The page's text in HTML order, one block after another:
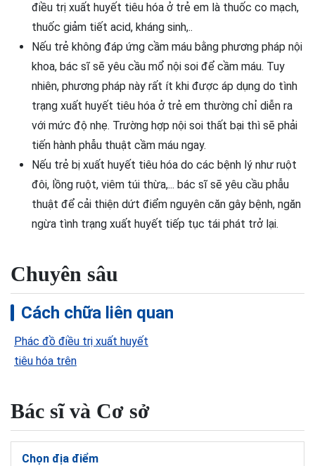
điều trị xuất huyết tiêu hóa ở trẻ em là thuốc co mạch,
thuốc giảm tiết acid, kháng sinh,..
Nếu trẻ không đáp ứng cầm máu bằng phương pháp nội
khoa, bác sĩ sẽ yêu cầu mổ nội soi để cầm máu. Tuy
nhiên, phương pháp này rất ít khi được áp dụng do tình
trạng xuất huyết tiêu hóa ở trẻ em thường chỉ diễn ra
với mức độ nhẹ. Trường hợp nội soi thất bại thì sẽ phải
tiến hành phẫu thuật cầm máu ngay.
Nếu trẻ bị xuất huyết tiêu hóa do các bệnh lý như ruột
đôi, lồng ruột, viêm túi thừa,... bác sĩ sẽ yêu cầu phẫu
thuật để cải thiện dứt điểm nguyên căn gây bệnh, ngăn
ngừa tình trạng xuất huyết tiếp tục tái phát trở lại.
Chuyên sâu
Cách chữa liên quan
Phác đồ điều trị xuất huyết
tiêu hóa trên
Bác sĩ và Cơ sở
Chọn địa điểm